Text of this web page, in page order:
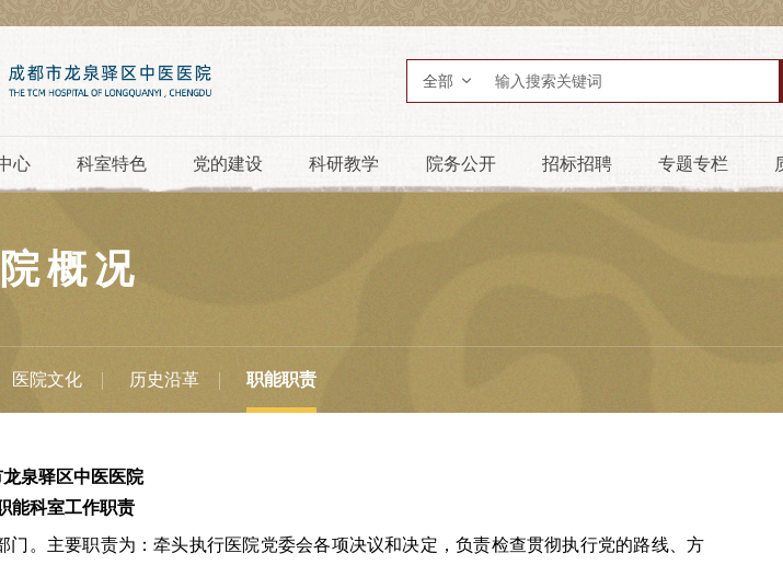
全部
心 科室特色 党的建设 科研教学 院务公开 招标招聘 专题专栏
概况
医院文化 历史沿革 职能职责
龙泉驿区中医医院
能科室工作职责
门。主要职责为：牵头执行医院党委会各项决议和决定，负责检查贯彻执行党的路线、方